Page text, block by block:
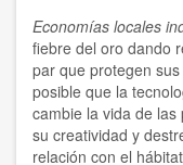
Economías locales
fiebre del oro dando
par que protegen
posible que la
cambie la vida de
su creatividad y
relación con el